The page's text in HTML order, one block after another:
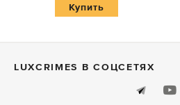
Купить
LUXСRIMES В СОЦСЕТЯХ